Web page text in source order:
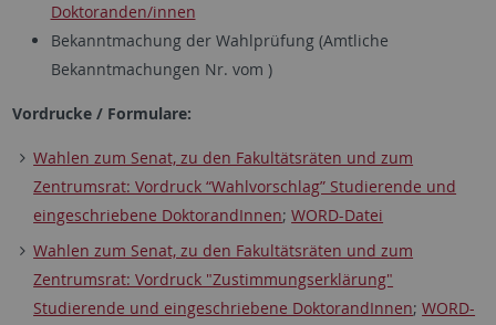
Doktoranden/innen
Bekanntmachung der Wahlprüfung (Amtliche
Bekanntmachungen Nr. vom )
Vordrucke / Formulare:
Wahlen zum Senat, zu den Fakultätsräten und zum
Zentrumsrat: Vordruck “Wahlvorschlag” Studierende und
eingeschriebene DoktorandInnen;WORD-Datei
Wahlen zum Senat, zu den Fakultätsräten und zum
Zentrumsrat: Vordruck "Zustimmungserklärung"
Studierende und eingeschriebene DoktorandInnen;WORD-